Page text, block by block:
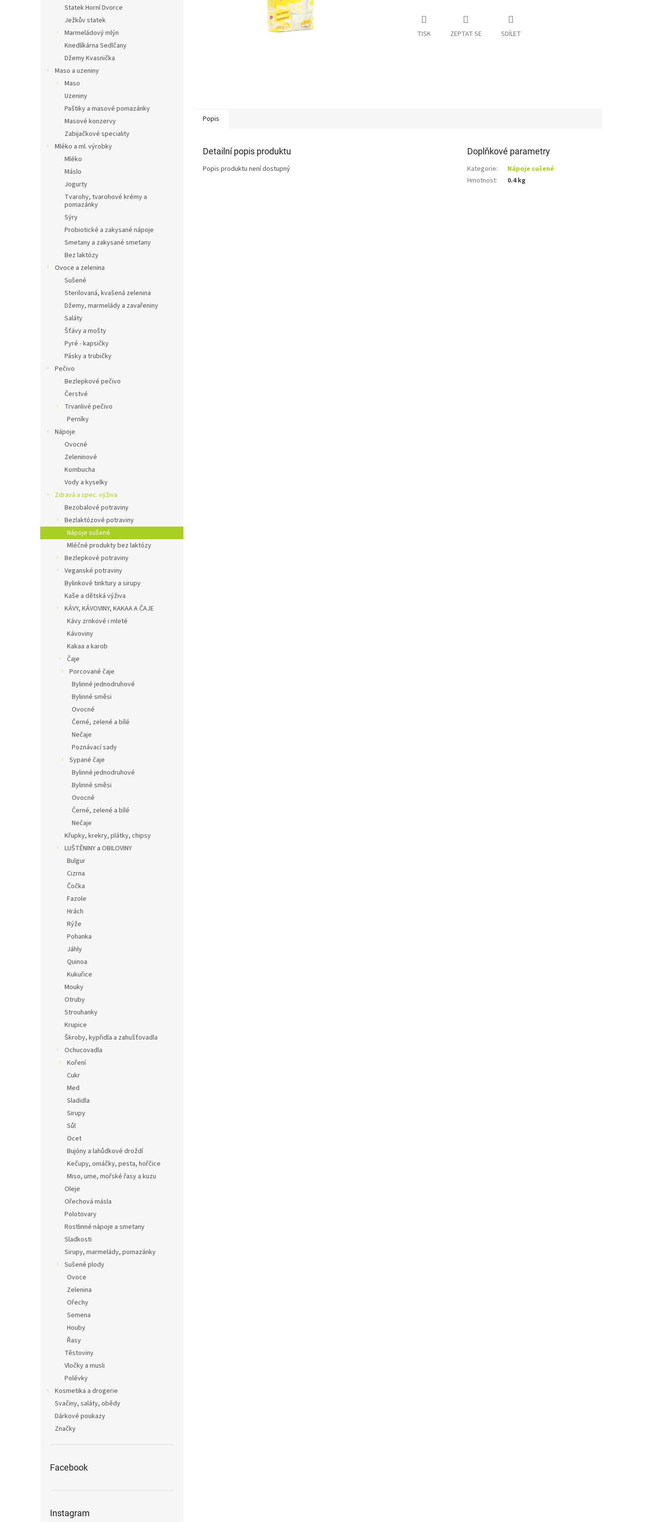
Statek Horní Dvorce
Ježkův statek
Marmeládový mlýn
Knedlíkárna Sedlčany
Džemy Kvasnička
Maso a uzeniny
Maso
Uzeniny
Paštiky a masové pomazánky
Masové konzervy
Zabijačkové speciality
Mléko a ml. výrobky
Mléko
Máslo
Jogurty
Tvarohy, tvarohové krémy a
pomazánky
Sýry
Probiotické a zakysané nápoje
Smetany a zakysané smetany
Bez laktózy
Ovoce a zelenina
Sušené
Sterilovaná, kvašená zelenina
Džemy, marmelády a zavařeniny
Saláty
Šťávy a mošty
Pyré - kapsičky
Pásky a trubičky
Pečivo
Bezlepkové pečivo
Čerstvé
Trvanlivé pečivo
Perníky
Nápoje
Ovocné
Zeleninové
Kombucha
Vody a kyselky
Zdravá a spec. výživa
Bezobalové potraviny
Bezlaktózové potraviny
Nápoje sušené
Mléčné produkty bez laktózy
Bezlepkové potraviny
Veganské potraviny
Bylinkové tinktury a sirupy
Kaše a dětská výživa
KÁVY, KÁVOVINY, KAKAA A ČAJE
Kávy zrnkové i mleté
Kávoviny
Kakaa a karob
Čaje
Porcované čaje
Bylinné jednodruhové
Bylinné směsi
Ovocné
Černé, zelené a bílé
Nečaje
Poznávací sady
Sypané čaje
Bylinné jednodruhové
Bylinné směsi
Ovocné
Černé, zelené a bílé
Nečaje
Křupky, krekry, plátky, chipsy
LUŠTĚNINY a OBILOVINY
Bulgur
Cizrna
Čočka
Fazole
Hrách
Rýže
Pohanka
Jáhly
Quinoa
Kukuřice
Mouky
Otruby
Strouhanky
Krupice
Škroby, kypřidla a zahušťovadla
Ochucovadla
Koření
Cukr
Med
Sladidla
Sirupy
Sůl
Ocet
Bujóny a lahůdkové droždí
Kečupy, omáčky, pesta, hořčice
Miso, ume, mořské řasy a kuzu
Oleje
Ořechová másla
Polotovary
Rostlinné nápoje a smetany
Sladkosti
Sirupy, marmelády, pomazánky
Sušené plody
Ovoce
Zelenina
Ořechy
Semena
Houby
Řasy
Těstoviny
Vločky a musli
Polévky
Kosmetika a drogerie
Svačiny, saláty, obědy
Dárkové poukazy
Značky
Facebook
Instagram
TISK ZEPTAT SE SDÍLET
Popis
Detailní popis produktu
Popis produktu není dostupný
Doplňkové parametry
Kategorie:
Nápoje sušené
Hmotnost: 0.4 kg